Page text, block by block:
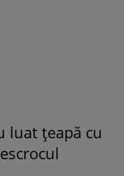
luat țeapă cu